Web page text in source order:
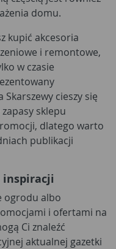
domu.
kupić akcesoria
i remontowe,
w czasie
cieszy się
sklepu
dlatego warto
publikacji
inspiracji
ogrodu albo
i ofertami na
Ci znaleźć
aktualnej gazetki